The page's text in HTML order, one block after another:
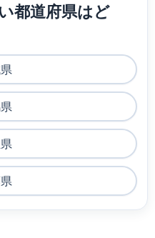
都道府県はど